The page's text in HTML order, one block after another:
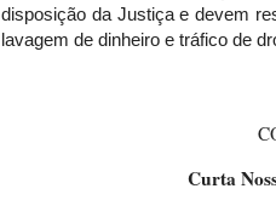
disposição da Justiça e devem
lavagem de dinheiro e tráfico de
Curta